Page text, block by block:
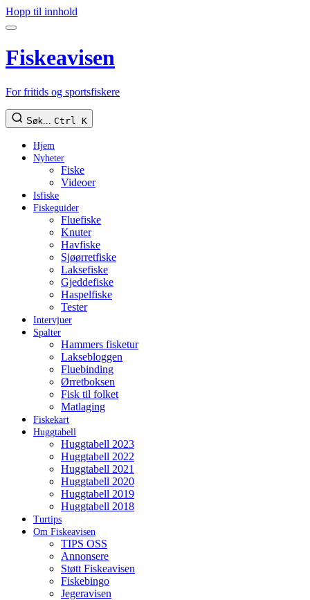
Hopp til innhold
Fiskeavisen
For fritids og sportsfiskere
Søk... Ctrl K
Hjem
Nyheter
Fiske
Videoer
Isfiske
Fiskeguider
Fluefiske
Knuter
Havfiske
Sjøørretfiske
Laksefiske
Gjeddefiske
Haspelfiske
Tester
Intervjuer
Spalter
Hammers fisketur
Laksebloggen
Fluebinding
Ørretboksen
Fisk til folket
Matlaging
Fiskekart
Huggtabell
Huggtabell 2023
Huggtabell 2022
Huggtabell 2021
Huggtabell 2020
Huggtabell 2019
Huggtabell 2018
Turtips
Om Fiskeavisen
TIPS OSS
Annonsere
Støtt Fiskeavisen
Fiskebingo
Jegeravisen